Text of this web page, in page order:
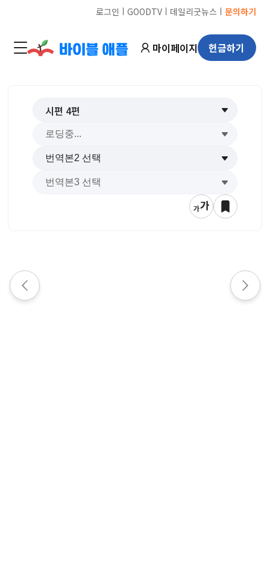
로그인 ㅣ GOODTVㅣ 데일리굿뉴스 ㅣ 문의하기
마이페이지 헌금하기
시편 4편